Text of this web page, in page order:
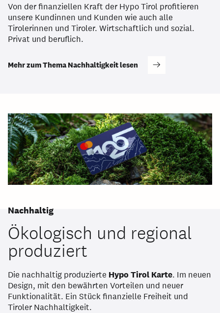
Von der finanziellen Kraft der Hypo Tirol profitieren
unsere Kundinnen und Kunden wie auch alle
Tirolerinnen und Tiroler. Wirtschaftlich und sozial.
Privat und beruflich.
Mehr zum Thema Nachhaltigkeit lesen
Nachhaltig
Ökologisch und regional
produziert
Die nachhaltig produzierte Hypo Tirol Karte. Im neuen
Design, mit den bewährten Vorteilen und neuer
Funktionalität. Ein Stück finanzielle Freiheit und
Tiroler Nachhaltigkeit.